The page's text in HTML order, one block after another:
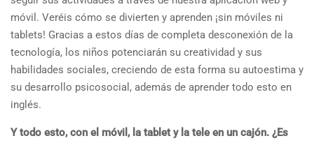
móvil. Veréis cómo se divierten y aprenden ¡sin móviles ni
tablets! Gracias a estos días de completa desconexión de la
tecnología, los niños potenciarán su creatividad y sus
habilidades sociales, creciendo de esta forma su autoestima y
su desarrollo psicosocial, además de aprender todo esto en
inglés.
Y todo esto, con el móvil, la tablet y la tele en un cajón. ¿Es